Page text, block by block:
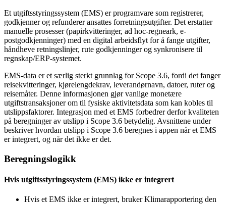
Et utgiftsstyringssystem (EMS) er programvare som registrerer,
godkjenner og refunderer ansattes forretningsutgifter. Det erstatter
manuelle prosesser (papirkvitteringer, ad hoc-regneark, e-
postgodkjenninger) med en digital arbeidsflyt for å fange utgifter,
håndheve retningslinjer, rute godkjenninger og synkronisere til
regnskap/ERP-systemet.
EMS-data er et særlig sterkt grunnlag for Scope 3.6, fordi det fanger
reisekvitteringer, kjørelengdekrav, leverandørnavn, datoer, ruter og
reisemåter. Denne informasjonen gjør vanlige monetære
utgiftstransaksjoner om til fysiske aktivitetsdata som kan kobles til
utslippsfaktorer. Integrasjon med et EMS forbedrer derfor kvaliteten
på beregninger av utslipp i Scope 3.6 betydelig. Avsnittene under
beskriver hvordan utslipp i Scope 3.6 beregnes i appen når et EMS
er integrert, og når det ikke er det.
Beregningslogikk
Hvis utgiftsstyringssystem (EMS) ikke er integrert
Hvis et EMS ikke er integrert, bruker Klimarapportering den